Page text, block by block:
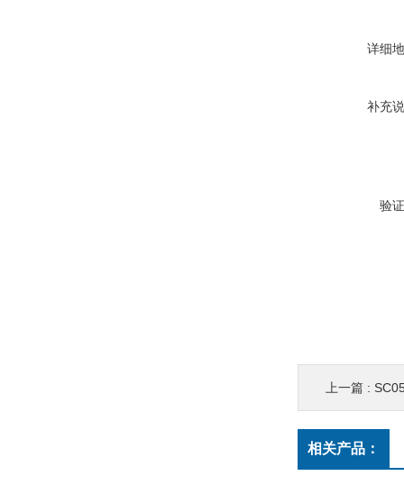
详细
补充
验
上一篇 :
相关产品：